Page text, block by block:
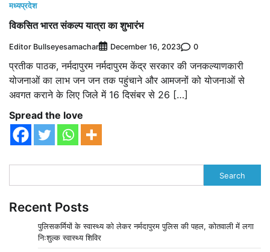
मध्यप्रदेश
विकसित भारत संकल्प यात्रा का शुभारंभ
Editor Bullseyesamachar December 16, 2023 0
प्रतीक पाठक, नर्मदापुरम नर्मदापुरम केंद्र सरकार की जनकल्याणकारी
योजनाओं का लाभ जन जन तक पहुंचाने और आमजनों को योजनाओं से
अवगत कराने के लिए जिले में 16 दिसंबर से 26 […]
Spread the love
Search
Recent Posts
पुलिसकर्मियों के स्वास्थ्य को लेकर नर्मदापुरम पुलिस की पहल, कोतवाली में लगा
निःशुल्क स्वास्थ्य शिविर